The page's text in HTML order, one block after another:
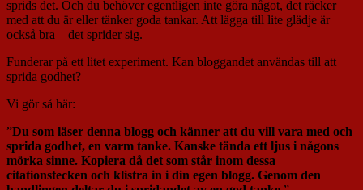
sprids det. Och du behöver egentligen inte göra något, det räcker
med att du är eller tänker goda tankar. Att lägga till lite glädje är
också bra – det sprider sig.
Funderar på ett litet experiment. Kan bloggandet användas till att
sprida godhet?
Vi gör så här:
”Du som läser denna blogg och känner att du vill vara med och
sprida godhet, en varm tanke. Kanske tända ett ljus i någons
mörka sinne. Kopiera då det som står inom dessa
citationstecken och klistra in i din egen blogg. Genom den